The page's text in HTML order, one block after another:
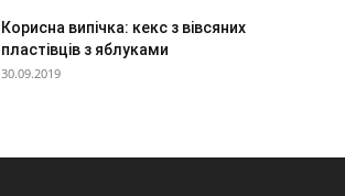
Корисна випічка: кекс з вівсяних
пластівців з яблуками
30.09.2019